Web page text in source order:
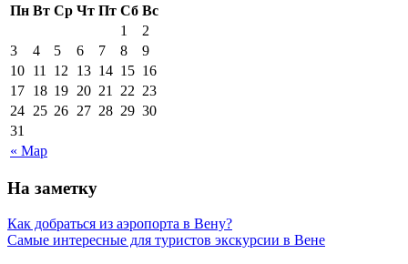
Пн Вт Ср Чт Пт Сб Вс
« Мар
1
2
3
4 5 6 7 8
9
10 11 12 13 14 15 16
17 18 19 20 21 22 23
24 25 26 27 28 29 30
31
На заметку
Как добраться из аэропорта в Вену?
Самые интересные для туристов экскурсии в Вене